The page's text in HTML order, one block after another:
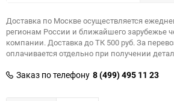
Доставка по Москве осуществляется
регионам России и ближайшего зарубежье
компании. Доставка до ТК 500 руб. За
оплачивается отдельно при получении
Заказ по телефону 8 (499) 495 11 23